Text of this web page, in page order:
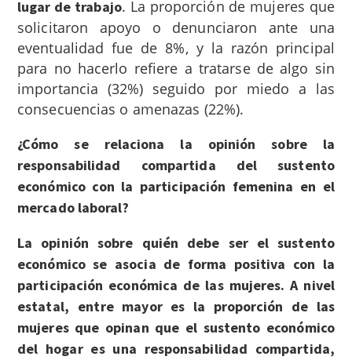
lugar de trabajo. La proporción de mujeres que
solicitaron apoyo o denunciaron ante una
eventualidad fue de 8%, y la razón principal
para no hacerlo refiere a tratarse de algo sin
importancia (32%) seguido por miedo a las
consecuencias o amenazas (22%).
¿Cómo se relaciona la opinión sobre la
responsabilidad compartida del sustento
económico con la participación femenina en el
mercado laboral?
La opinión sobre quién debe ser el sustento
económico se asocia de forma positiva con la
participación económica de las mujeres. A nivel
estatal, entre mayor es la proporción de las
mujeres que opinan que el sustento económico
del hogar es una responsabilidad compartida,